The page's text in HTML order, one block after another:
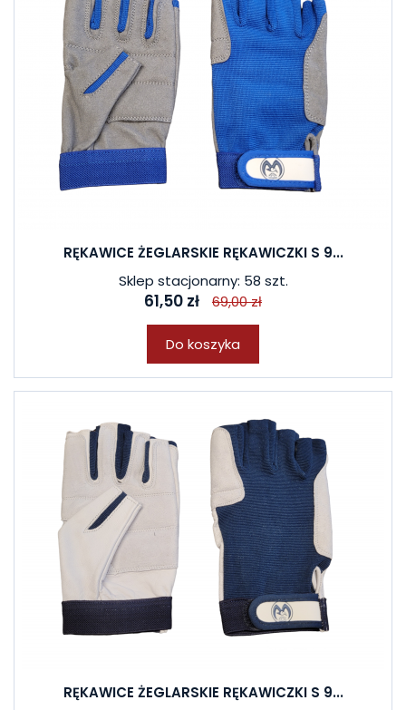
RĘKAWICE ŻEGLARSKIE RĘKAWICZKI S 9...
Sklep stacjonarny: 58 szt.
61,50 zł 69,00 zł
Do koszyka
RĘKAWICE ŻEGLARSKIE RĘKAWICZKI S 9...